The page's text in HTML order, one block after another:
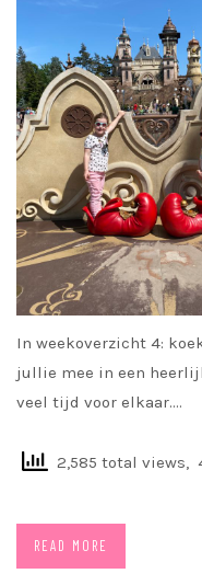
In weekoverzicht 4:
jullie mee in een
veel tijd voor elkaar.…
2,585 total views,
READ MORE